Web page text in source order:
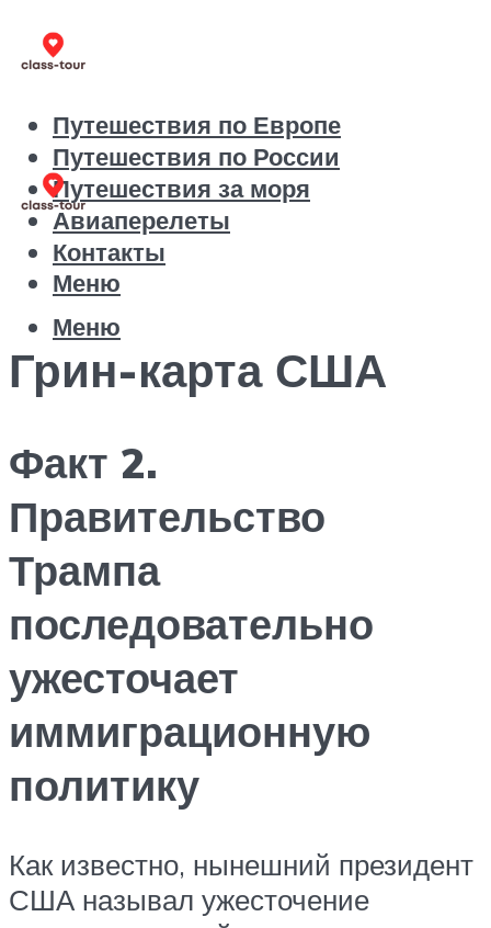
Путешествия по Европе
Путешествия по России
Путешествия за моря
Авиаперелеты
Контакты
Меню
Меню
Грин-карта США
Факт 2.
Правительство
Трампа
последовательно
ужесточает
иммиграционную
политику
Как известно, нынешний президент
США называл ужесточение